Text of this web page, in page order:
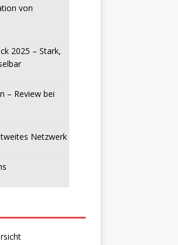
von
2025 – Stark,
– Review bei
Netzwerk